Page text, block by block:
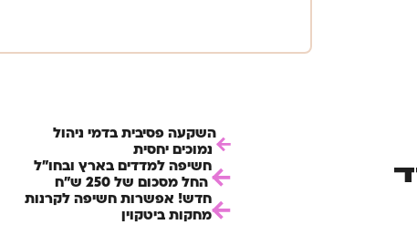
השקעה פסיבית בדמי ניהול
​ נמוכים יחסית
חשיפה למדדים בארץ ובחו"ל
​​ החל מסכום של 250 ש"ח
חדש! אפשרות חשיפה לקרנות
מחקות ביטקוין